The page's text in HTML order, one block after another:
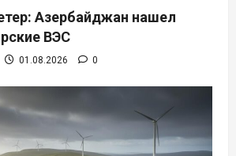
Азербайджан нашел
ВЭС
01.08.2026 0